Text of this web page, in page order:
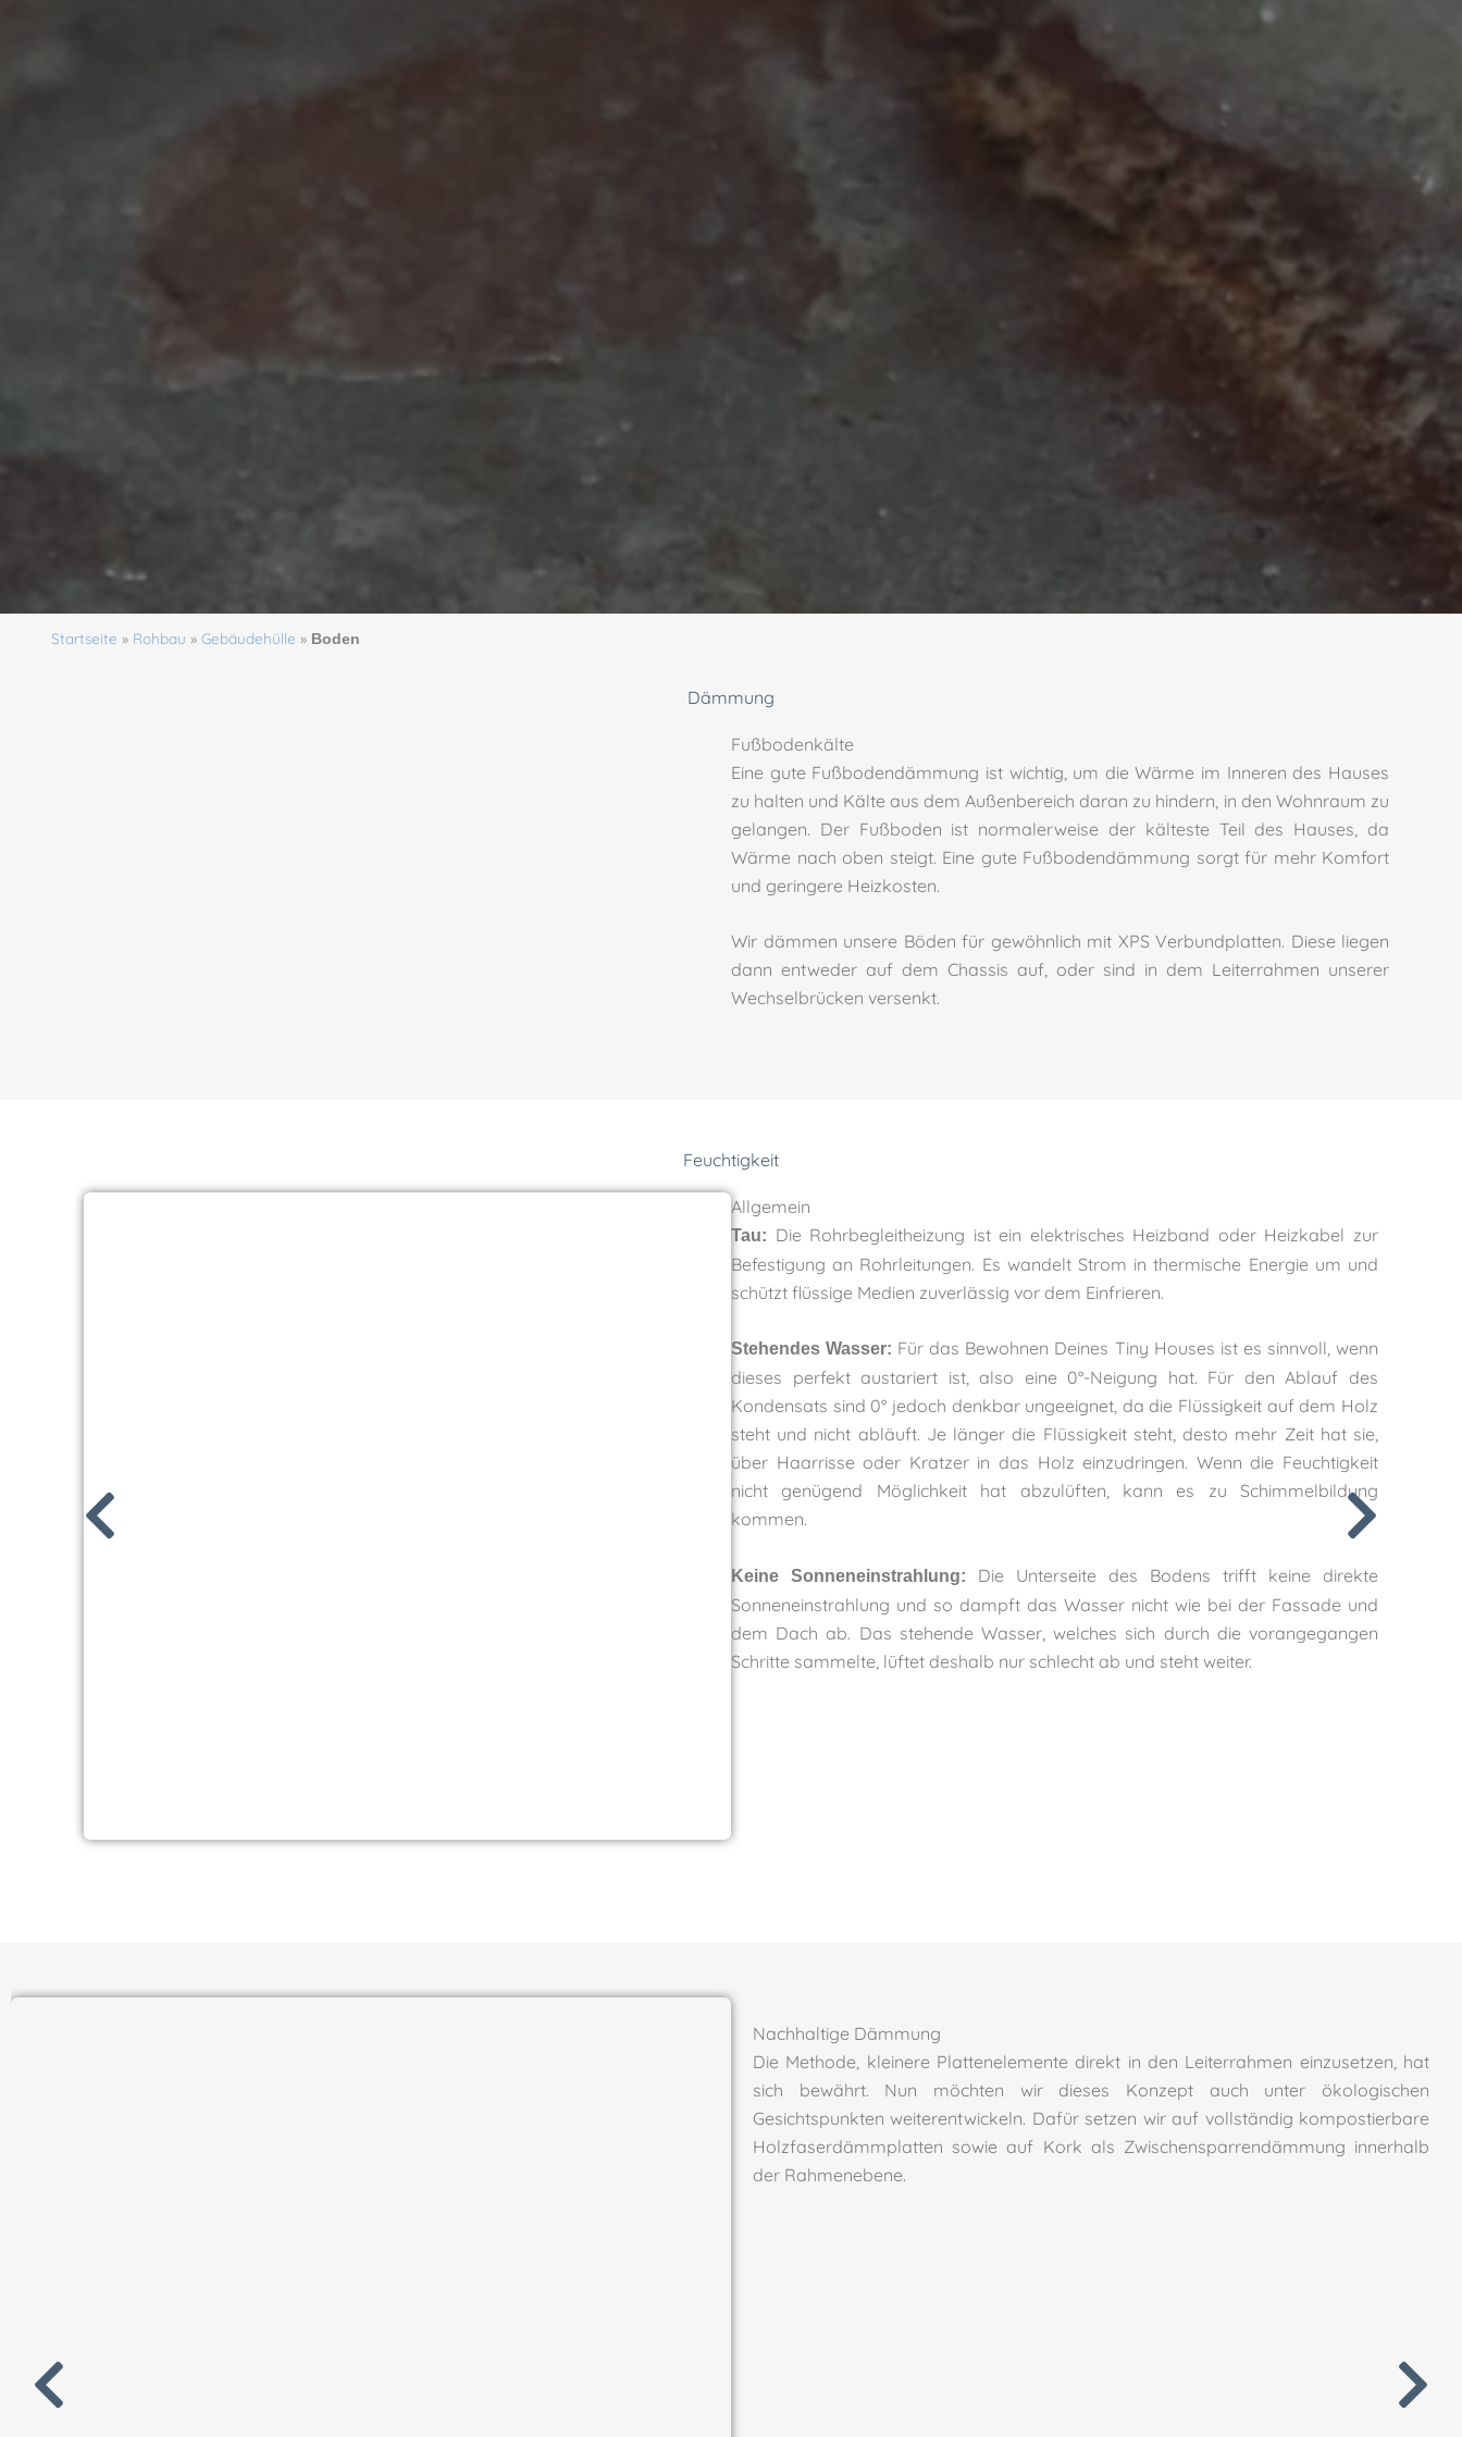
Startseite » Rohbau » Gebäudehülle » Boden
Dämmung
Fußbodenkälte
Eine gute Fußbodendämmung ist wichtig, um die Wärme im Inneren des Hauses
zu halten und Kälte aus dem Außenbereich daran zu hindern, in den Wohnraum zu
gelangen. Der Fußboden ist normalerweise der kälteste Teil des Hauses, da
Wärme nach oben steigt. Eine gute Fußbodendämmung sorgt für mehr Komfort
und geringere Heizkosten.
Wir dämmen unsere Böden für gewöhnlich mit XPS Verbundplatten. Diese liegen
dann entweder auf dem Chassis auf, oder sind in dem Leiterrahmen unserer
Wechselbrücken versenkt.
Feuchtigkeit
Allgemein
Tau: Die Rohrbegleitheizung ist ein elektrisches Heizband oder Heizkabel zur
Befestigung an Rohrleitungen. Es wandelt Strom in thermische Energie um und
schützt flüssige Medien zuverlässig vor dem Einfrieren.
Stehendes Wasser: Für das Bewohnen Deines Tiny Houses ist es sinnvoll, wenn
dieses perfekt austariert ist, also eine 0°-Neigung hat. Für den Ablauf des
Kondensats sind 0° jedoch denkbar ungeeignet, da die Flüssigkeit auf dem Holz
steht und nicht abläuft. Je länger die Flüssigkeit steht, desto mehr Zeit hat sie,
über Haarrisse oder Kratzer in das Holz einzudringen. Wenn die Feuchtigkeit
nicht genügend Möglichkeit hat abzulüften, kann es zu Schimmelbildung
kommen.
Keine Sonneneinstrahlung:
Die Unterseite des Bodens trifft keine direkte
Sonneneinstrahlung und so dampft das Wasser nicht wie bei der Fassade und
dem Dach ab. Das stehende Wasser, welches sich durch die vorangegangen
Schritte sammelte, lüftet deshalb nur schlecht ab und steht weiter.
Nachhaltige Dämmung
Die Methode, kleinere Plattenelemente direkt in den Leiterrahmen einzusetzen, hat
sich bewährt. Nun möchten wir dieses Konzept auch unter ökologischen
Gesichtspunkten weiterentwickeln. Dafür setzen wir auf vollständig kompostierbare
Holzfaserdämmplatten sowie auf Kork als Zwischensparrendämmung innerhalb
der Rahmenebene.